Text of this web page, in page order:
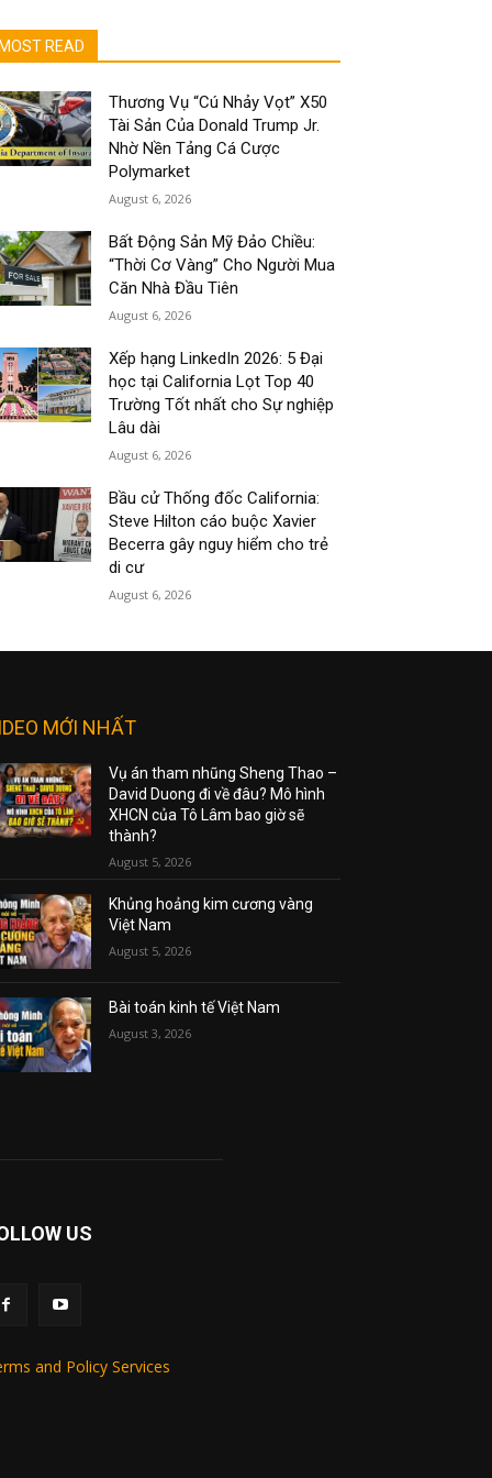
MOST READ
Thương Vụ “Cú Nhảy Vọt” X50
Tài Sản Của Donald Trump Jr.
Nhờ Nền Tảng Cá Cược
Polymarket
August 6, 2026
Bất Động Sản Mỹ Đảo Chiều:
“Thời Cơ Vàng” Cho Người Mua
Căn Nhà Đầu Tiên
August 6, 2026
Xếp hạng LinkedIn 2026: 5 Đại
học tại California Lọt Top 40
Trường Tốt nhất cho Sự nghiệp
Lâu dài
August 6, 2026
Bầu cử Thống đốc California:
Steve Hilton cáo buộc Xavier
Becerra gây nguy hiểm cho trẻ
di cư
August 6, 2026
MỚI NHẤT
Vụ án tham nhũng Sheng Thao –
David Duong đi về đâu? Mô hình
XHCN của Tô Lâm bao giờ sẽ
thành?
August 5, 2026
Khủng hoảng kim cương vàng
Việt Nam
August 5, 2026
Bài toán kinh tế Việt Nam
August 3, 2026
US
and Policy Services